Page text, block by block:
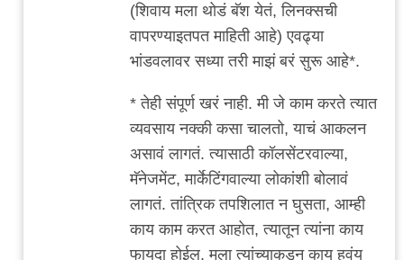
(शिवाय मला थोडं बॅश येतं, लिनक्सची
वापरण्याइतपत माहिती आहे) एवढ्या
भांडवलावर सध्या तरी माझं बरं सुरू आहे*.
* तेही संपूर्ण खरं नाही. मी जे काम करते त्यात
व्यवसाय नक्की कसा चालतो, याचं आकलन
असावं लागतं. त्यासाठी कॉलसेंटरवाल्या,
मॅनेजमेंट, मार्केटिंगवाल्या लोकांशी बोलावं
लागतं. तांत्रिक तपशिलात न घुसता, आम्ही
काय काम करत आहोत, त्यातून त्यांना काय
फायदा होईल, मला त्यांच्याकडून काय हवंय